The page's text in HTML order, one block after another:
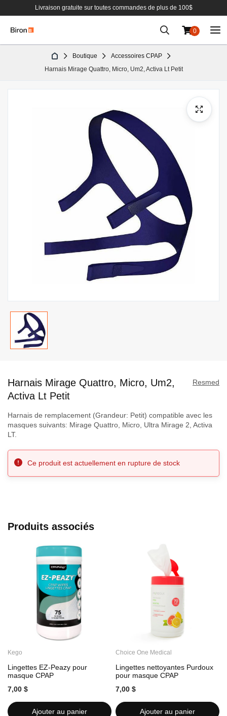
Livraison gratuite sur toutes commandes de plus de 100$
0
Boutique
Accessoires CPAP
Harnais Mirage Quattro, Micro, Um2, Activa Lt Petit
début
de
Galerie
d’images
Resmed
Harnais Mirage Quattro, Micro, Um2,
Activa Lt Petit
Harnais de remplacement (Grandeur: Petit) compatible avec les
masques suivants: Mirage Quattro, Micro, Ultra Mirage 2, Activa
LT.
Ce produit est actuellement en rupture de stock
Produits associés
Kego
Lingettes EZ-Peazy pour
masque CPAP
7,00 $
Ajouter au panier
Choice One Medical
Lingettes nettoyantes Purdoux
pour masque CPAP
7,00 $
Ajouter au panier